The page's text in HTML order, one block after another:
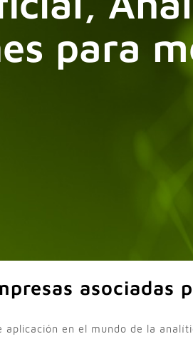
para
asociadas
en el mundo de la